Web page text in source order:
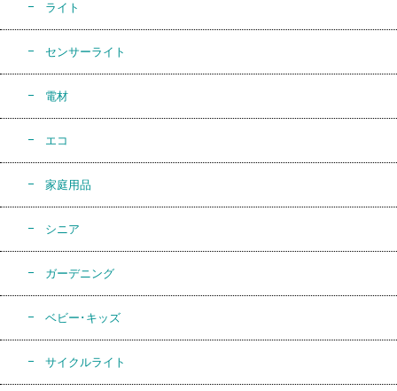
ライト
センサーライト
電材
エコ
家庭用品
シニア
ガーデニング
ベビー･キッズ
サイクルライト